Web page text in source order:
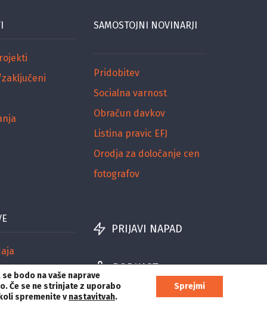
SAMOSTOJNI NOVINARJI
Pridobitev
Socialna varnost
Obračun davkov
Listina pravic EFJ
Orodja za določanje cen
fotografov
PRIJAVI NAPAD
PODKAST
se bodo na vaše naprave
Če se ne strinjate z uporabo
spremenite vnastavitvah.
Sprejmi